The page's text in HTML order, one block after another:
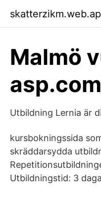
Malmö
Utbildning Lernia är
kursbokningssida
skräddarsydda
Utbildningstid: 3